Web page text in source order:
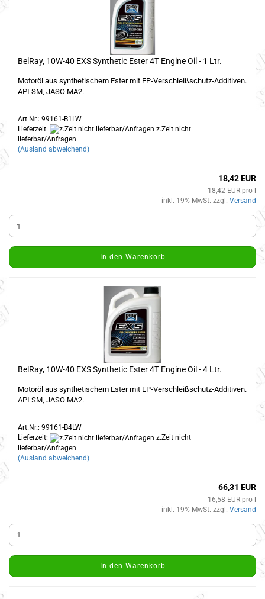
BelRay, 10W-40 EXS Synthetic Ester 4T Engine Oil - 1 Ltr.
Motoröl aus synthetischem Ester mit EP-Verschleißschutz-Additiven.
API SM, JASO MA2.
Art.Nr.: 99161-B1LW
Lieferzeit:
z.Zeit nicht
lieferbar/Anfragen
(Ausland abweichend)
18,42 EUR
18,42 EUR pro l
inkl. 19% MwSt. zzgl. Versand
In den Warenkorb
BelRay, 10W-40 EXS Synthetic Ester 4T Engine Oil - 4 Ltr.
Motoröl aus synthetischem Ester mit EP-Verschleißschutz-Additiven.
API SM, JASO MA2.
Art.Nr.: 99161-B4LW
Lieferzeit:
z.Zeit nicht
lieferbar/Anfragen
(Ausland abweichend)
66,31 EUR
16,58 EUR pro l
inkl. 19% MwSt. zzgl. Versand
In den Warenkorb